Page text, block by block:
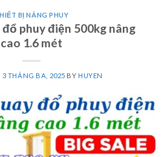
BỊ NÂNG PHUY
phuy điện 500kg nâng
cao 1.6 mét
3 THÁNG BA, 2025 BY HUYEN